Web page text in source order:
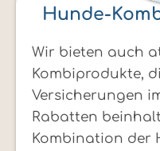
Hunde-
Wir bieten auch
Kombiprodukte,
Versicherungen
Rabatten
Kombination der